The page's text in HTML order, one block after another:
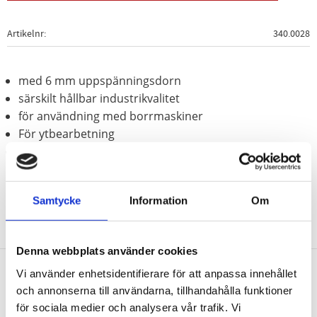
Samtycke Information Om
Denna webbplats använder cookies
Vi använder enhetsidentifierare för att anpassa innehållet
och annonserna till användarna, tillhandahålla funktioner
för sociala medier och analysera vår trafik. Vi
Artikelnr 340.0028
med 6 mm uppspänningsdorn
särskilt hållbar industrikvalitet
för användning med borrmaskiner
För ytbearbetning
korrugerad ståltråd
Nyhetsbrev